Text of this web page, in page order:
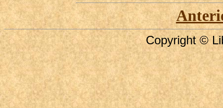
Copyright ©